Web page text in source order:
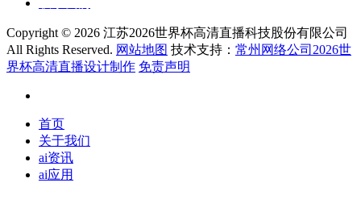
Copyright © 2026 江苏2026世界杯高清直播科技股份有限公司
All Rights Reserved. 网站地图 技术支持： 常州网络公司2026世
界杯高清直播设计制作 免责声明
首页
关于我们
ai资讯
ai应用